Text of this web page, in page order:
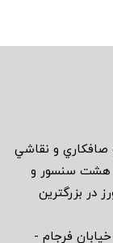
صافكاري و نقاشي
هشت سنسور و
در بزرگترين
فرجام -